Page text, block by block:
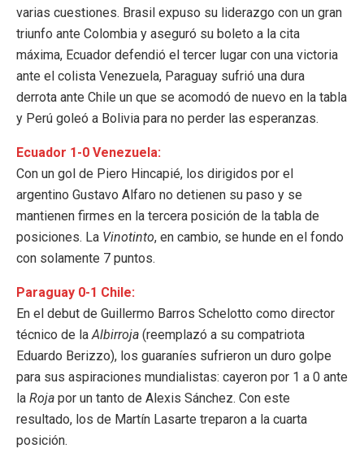
varias cuestiones. Brasil expuso su liderazgo con un gran
triunfo ante Colombia y aseguró su boleto a la cita
máxima, Ecuador defendió el tercer lugar con una victoria
ante el colista Venezuela, Paraguay sufrió una dura
derrota ante Chile un que se acomodó de nuevo en la tabla
y Perú goleó a Bolivia para no perder las esperanzas.
Ecuador 1-0 Venezuela:
Con un gol de Piero Hincapié, los dirigidos por el
argentino Gustavo Alfaro no detienen su paso y se
mantienen firmes en la tercera posición de la tabla de
posiciones. La Vinotinto, en cambio, se hunde en el fondo
con solamente 7 puntos.
Paraguay 0-1 Chile:
En el debut de Guillermo Barros Schelotto como director
técnico de laAlbirroja (reemplazó a su compatriota
Eduardo Berizzo), los guaraníes sufrieron un duro golpe
para sus aspiraciones mundialistas: cayeron por 1 a 0 ante
la Roja por un tanto de Alexis Sánchez. Con este
resultado, los de Martín Lasarte treparon a la cuarta
posición.